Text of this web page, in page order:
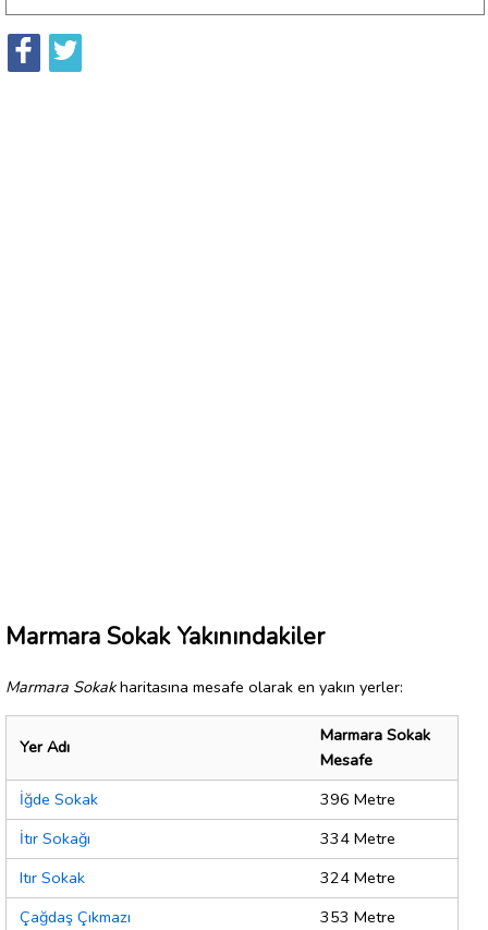
Marmara Sokak Yakınındakiler
Marmara Sokakharitasına mesafe olarak en yakın yerler:
Yer Adı
Marmara Sokak
Mesafe
İğde Sokak
396 Metre
İtır Sokağı
334 Metre
Itır Sokak
324 Metre
Çağdaş Çıkmazı
353 Metre